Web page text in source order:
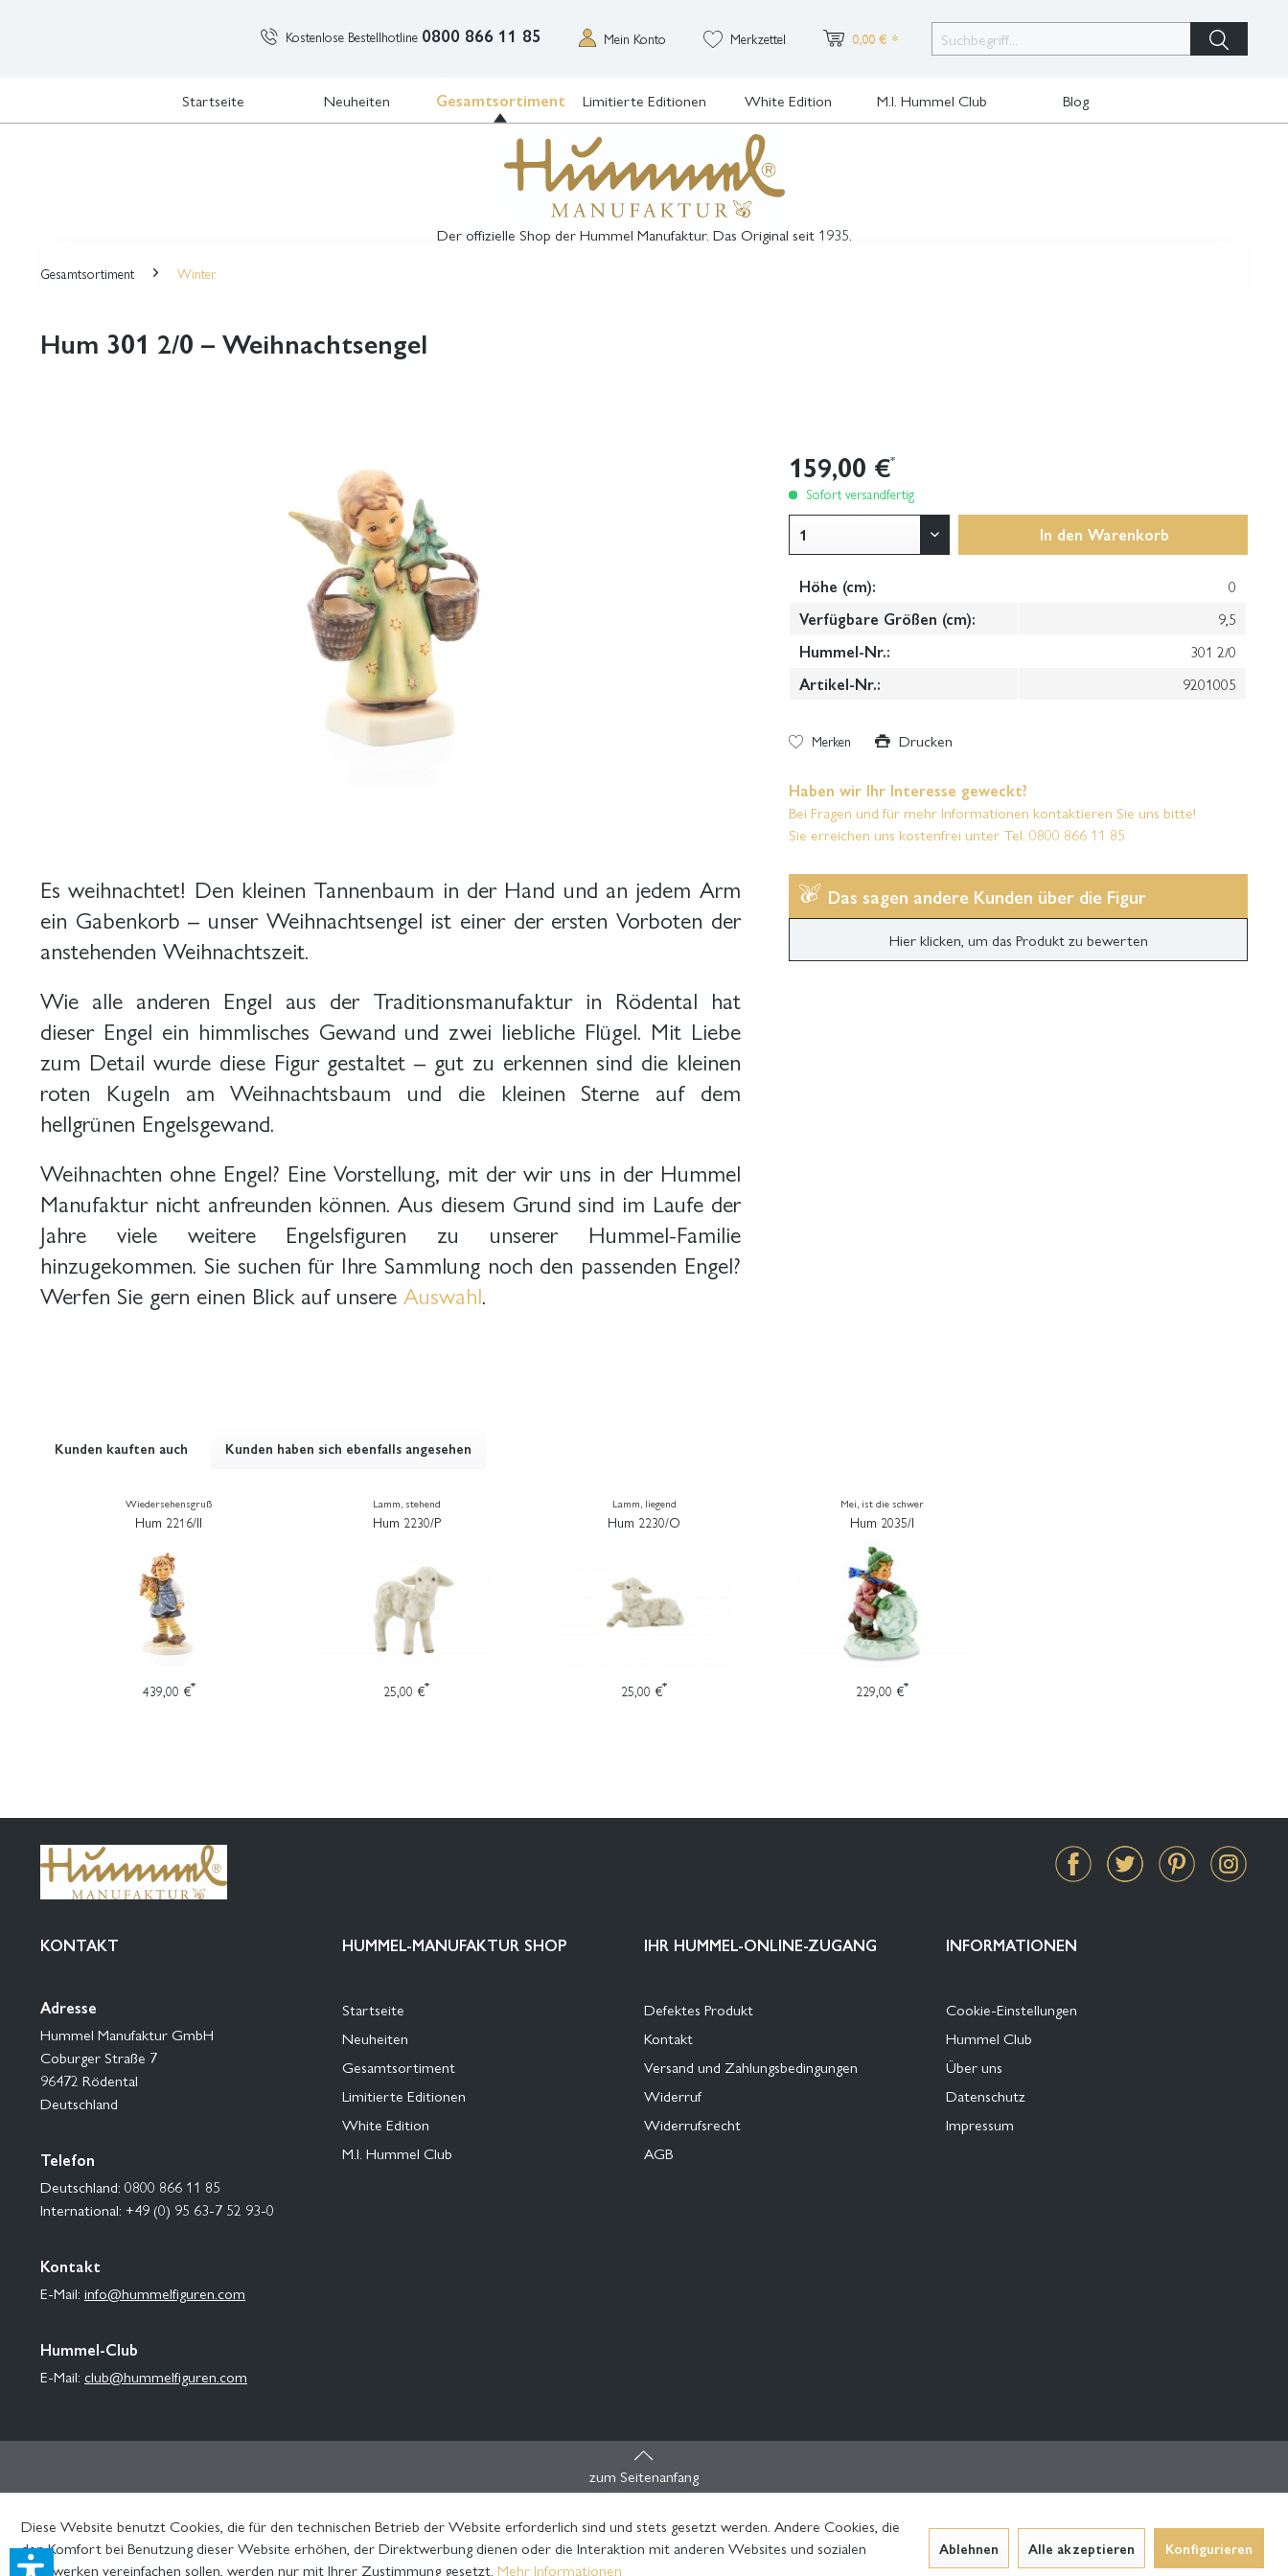
Kostenlose Bestellhotline 0800 866 11 85 Mein Konto Merkzettel 0,00 € *
Startseite Neuheiten Gesamtsortiment Limitierte Editionen White Edition M.I. Hummel Club Blog
Der offizielle Shop der Hummel Manufaktur. Das Original seit 1935.
Gesamtsortiment Winter
Hum 301 2/0 – Weihnachtsengel
Es weihnachtet! Den kleinen Tannenbaum in der Hand und an jedem Arm
ein Gabenkorb – unser Weihnachtsengel ist einer der ersten Vorboten der
anstehenden Weihnachtszeit.
Wie alle anderen Engel aus der Traditionsmanufaktur in Rödental hat
dieser Engel ein himmlisches Gewand und zwei liebliche Flügel. Mit Liebe
zum Detail wurde diese Figur gestaltet – gut zu erkennen sind die kleinen
roten Kugeln am Weihnachtsbaum und die kleinen Sterne auf dem
hellgrünen Engelsgewand.
Weihnachten ohne Engel? Eine Vorstellung, mit der wir uns in der Hummel
Manufaktur nicht anfreunden können. Aus diesem Grund sind im Laufe der
Jahre viele weitere Engelsfiguren zu unserer Hummel-Familie
hinzugekommen. Sie suchen für Ihre Sammlung noch den passenden Engel?
Werfen Sie gern einen Blick auf unsere Auswahl.
159,00 €*
Sofort versandfertig
In den Warenkorb
Höhe (cm):
0
Verfügbare Größen (cm):
9,5
Hummel-Nr.:
301 2/0
Artikel-Nr.:
9201005
Merken Drucken
Haben wir Ihr Interesse geweckt?
Bei Fragen und für mehr Informationen kontaktieren Sie uns bitte!
Sie erreichen uns kostenfrei unter Tel. 0800 866 11 85
Das sagen andere Kunden über die Figur
Hier klicken, um das Produkt zu bewerten
Kunden kauften auch Kunden haben sich ebenfalls angesehen
Wiedersehensgruß
Hum 2216/II
439,00 €*
Lamm, stehend
Hum 2230/P
25,00 €*
Lamm, liegend
Hum 2230/O
25,00 €*
Mei, ist die schwer
Hum 2035/I
229,00 €*
KONTAKT
Adresse
Hummel Manufaktur GmbH
Coburger Straße 7
96472 Rödental
Deutschland
Telefon
Deutschland: 0800 866 11 85
International: +49 (0) 95 63-7 52 93-0
Kontakt
E-Mail: info@hummelfiguren.com
Hummel-Club
E-Mail: club@hummelfiguren.com
HUMMEL-MANUFAKTUR SHOP
Startseite
Neuheiten
Gesamtsortiment
Limitierte Editionen
White Edition
M.I. Hummel Club
IHR HUMMEL-ONLINE-ZUGANG
Defektes Produkt
Kontakt
Versand und Zahlungsbedingungen
Widerruf
Widerrufsrecht
AGB
INFORMATIONEN
Cookie-Einstellungen
Hummel Club
Über uns
Datenschutz
Impressum
zum Seitenanfang
Diese Website benutzt Cookies, die für den technischen Betrieb der Website erforderlich sind und stets gesetzt werden. Andere Cookies, die
den Komfort bei Benutzung dieser Website erhöhen, der Direktwerbung dienen oder die Interaktion mit anderen Websites und sozialen
Netzwerken vereinfachen sollen, werden nur mit Ihrer Zustimmung gesetzt. Mehr Informationen
Ablehnen Alle akzeptieren Konfigurieren